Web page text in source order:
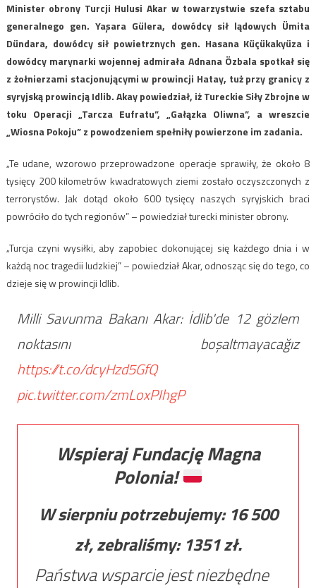
Minister obrony Turcji Hulusi Akar w towarzystwie szefa sztabu
generalnego gen. Yaşara Gülera, dowódcy sił lądowych Ümita
Dündara, dowódcy sił powietrznych gen. Hasana Küçükakyüza i
dowódcy marynarki wojennej admirała Adnana Özbala spotkał się
z żołnierzami stacjonującymi w prowincji Hatay, tuż przy granicy z
syryjską prowincją Idlib. Akay powiedział, iż Tureckie Siły Zbrojne w
toku Operacji „Tarcza Eufratu”, „Gałązka Oliwna”, a wreszcie
„Wiosna Pokoju” z powodzeniem spełniły powierzone im zadania.
„Te udane, wzorowo przeprowadzone operacje sprawiły, że około 8
tysięcy 200 kilometrów kwadratowych ziemi zostało oczyszczonych z
terrorystów. Jak dotąd około 600 tysięcy naszych syryjskich braci
powróciło do tych regionów” – powiedział turecki minister obrony.
„Turcja czyni wysiłki, aby zapobiec dokonującej się każdego dnia i w
każdą noc tragedii ludzkiej” – powiedział Akar, odnosząc się do tego, co
dzieje się w prowincji Idlib.
Milli Savunma Bakanı Akar: İdlib'de 12 gözlem
noktasını boşaltmayacağız
https://t.co/dcyHzd5GfQ
pic.twitter.com/zmLoxPIhgP
Wspieraj Fundację Magna
Polonia!
W sierpniu potrzebujemy: 16 500
zł, zebraliśmy: 1351zł.
Państwa wsparcie jest niezbędne